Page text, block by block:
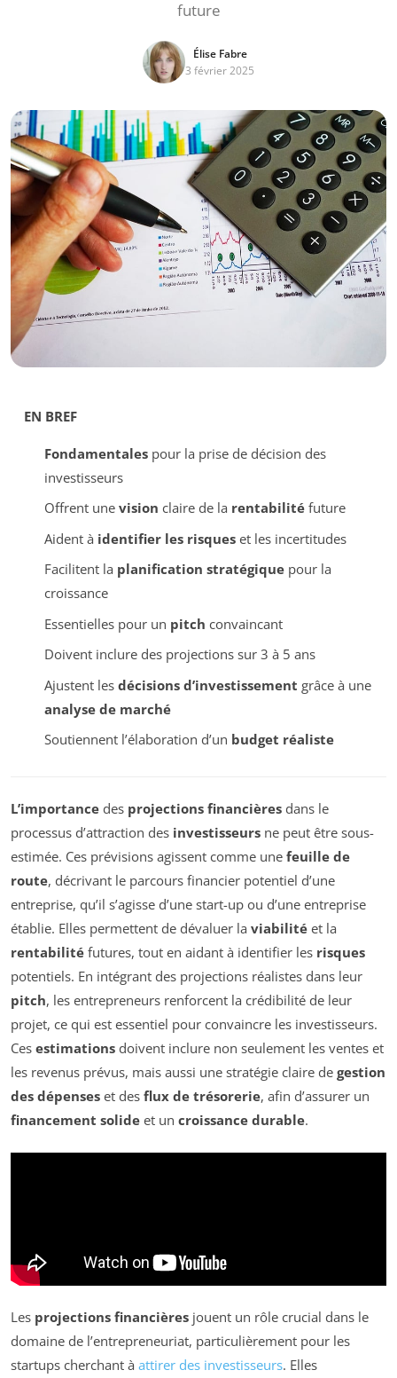
future
Élise Fabre
3 février 2025
EN BREF
Fondamentalespour la prise de décision des
investisseurs
Offrent une vision claire de la rentabilitéfuture
Aident à identifier les risqueset les incertitudes
Facilitent la planification stratégiquepour la
croissance
Essentielles pour un pitch convaincant
Doivent inclure des projections sur 3 à 5 ans
Ajustent les décisions d’investissement grâce à une
analyse de marché
Soutiennent l’élaboration d’un budget réaliste
L’importance des projections financières dans le
processus d’attraction des investisseurs ne peut être sous-
estimée. Ces prévisions agissent comme une feuille de
route, décrivant le parcours financier potentiel d’une
entreprise, qu’il s’agisse d’une start-up ou d’une entreprise
établie. Elles permettent de dévaluer la viabilité et la
rentabilité futures, tout en aidant à identifier les risques
potentiels. En intégrant des projections réalistes dans leur
pitch, les entrepreneurs renforcent la crédibilité de leur
projet, ce qui est essentiel pour convaincre les investisseurs.
Ces estimations doivent inclure non seulement les ventes et
les revenus prévus, mais aussi une stratégie claire de gestion
des dépenses et des flux de trésorerie, afin d’assurer un
financement solide et un croissance durable.
Les projections financières jouent un rôle crucial dans le
domaine de l’entrepreneuriat, particulièrement pour les
startups cherchant à attirer des investisseurs. Elles